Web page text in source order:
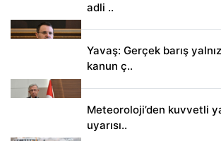
adli ..
Yavaş: Gerçek barış
kanun ç..
Meteoroloji’den kuvvetli
uyarısı..